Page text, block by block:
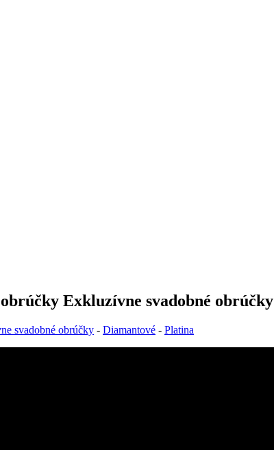
Exkluzívne svadobné obrúčky
svadobné obrúčky - Diamantové - Platina